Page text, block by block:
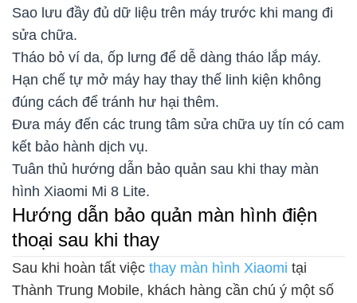
Sao lưu đầy đủ dữ liệu trên máy trước khi mang đi
sửa chữa.
Tháo bỏ ví da, ốp lưng để dễ dàng tháo lắp máy.
Hạn chế tự mở máy hay thay thế linh kiện không
đúng cách để tránh hư hại thêm.
Đưa máy đến các trung tâm sửa chữa uy tín có cam
kết bảo hành dịch vụ.
Tuân thủ hướng dẫn bảo quản sau khi thay màn
hình Xiaomi Mi 8 Lite.
Hướng dẫn bảo quản màn hình điện
thoại sau khi thay
Sau khi hoàn tất việc thay màn hình Xiaomi tại
Thành Trung Mobile, khách hàng cần chú ý một số